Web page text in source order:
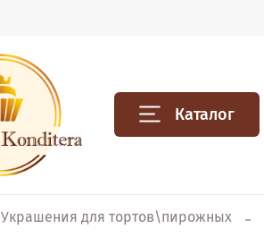
Каталог
Украшения для тортов\пирожных